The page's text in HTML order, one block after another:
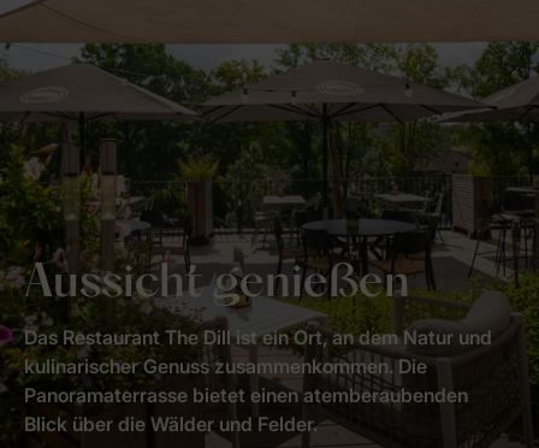
Aussicht genießen
Das Restaurant The Dill ist ein Ort, an dem Natur und
kulinarischer Genuss zusammenkommen. Die
Panoramaterrasse bietet einen atemberaubenden
Blick über die Wälder und Felder.